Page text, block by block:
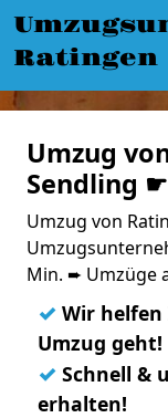
Ratingen
Umzug
Sendling
Umzug von
Min. ➨ Umzüge
✓ Wir
Umzug geht!
✓ Schnell &
erhalten!